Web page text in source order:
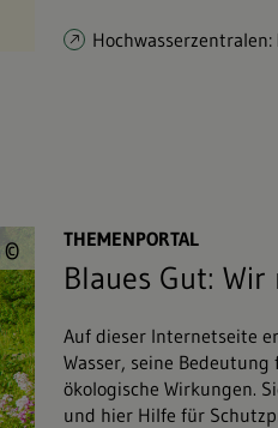
© © Jürgen
THEMENPORTAL
Blaues Gut:
Auf dieser Internetseite
Wasser, seine
ökologische Wirkungen.
und hier Hilfe für